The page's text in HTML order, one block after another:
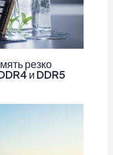
резко
и DDR5